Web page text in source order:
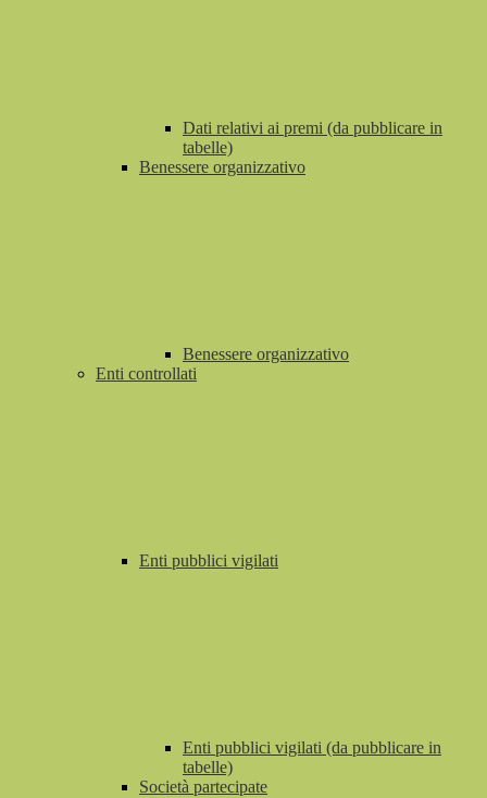
Dati relativi ai premi (da pubblicare in
tabelle)
Benessere organizzativo
Benessere organizzativo
Enti controllati
Enti pubblici vigilati
Enti pubblici vigilati (da pubblicare in
tabelle)
Società partecipate